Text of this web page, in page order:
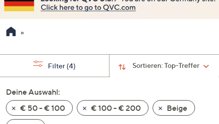
sind,
verwenden
Sie
Pfeiltasten
oben
und
nach
unten
Sortieren:Top-Treffer
Filter (4)
Deine Auswahl:
€ 50 - € 100
€ 100 - € 200
Beige